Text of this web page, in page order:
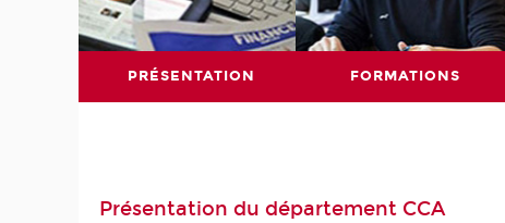
PRÉSENTATION FORMATIONS
Présentation du département CCA